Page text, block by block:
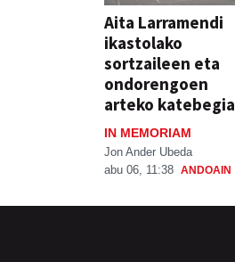
Aita Larramendi
ikastolako
sortzaileen eta
ondorengoen
arteko katebegia
IN MEMORIAM
Jon Ander Ubeda
abu 06, 11:38 ANDOAIN